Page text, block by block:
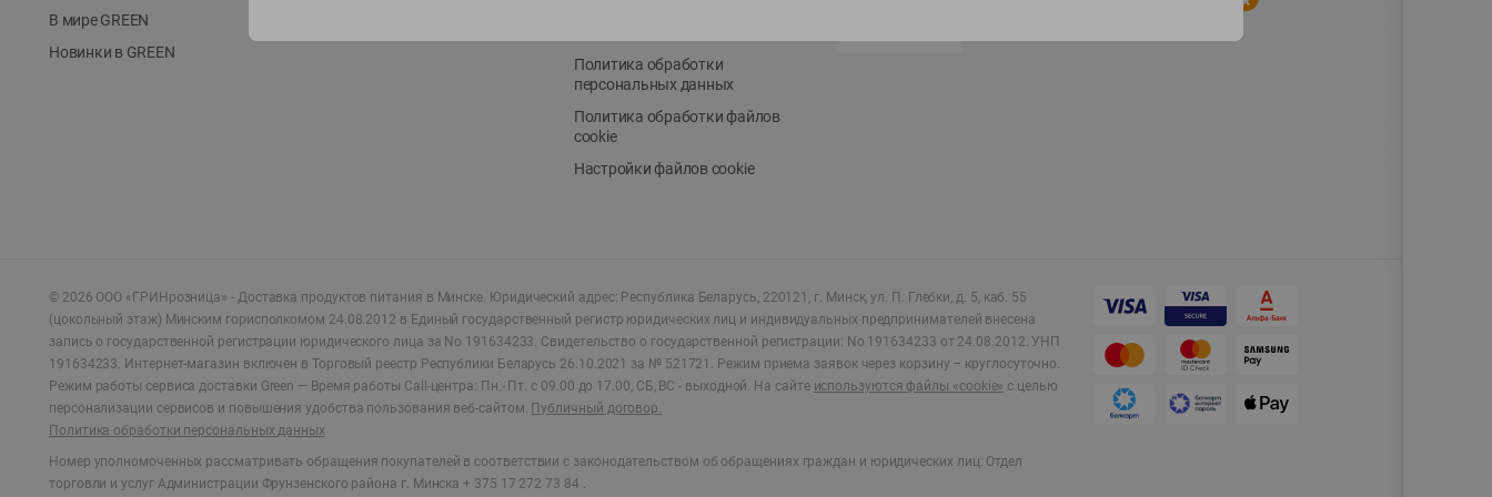
В мире GREEN
Новинки в GREEN
Политика обработки
персональных данных
Политика обработки файлов
cookie
Настройки файлов cookie
© 2026 ООО «ГРИНрозница» - Доставка продуктов питания в Минске. Юридический адрес: Республика Беларусь, 220121, г. Минск, ул. П. Глебки, д. 5, каб. 55
(цокольный этаж) Минским горисполкомом 24.08.2012 в Единый государственный регистр юридических лиц и индивидуальных предпринимателей внесена
запись о государственной регистрации юридического лица за No 191634233. Свидетельство о государственной регистрации: No 191634233 от 24.08.2012. УНП
191634233. Интернет-магазин включен в Торговый реестр Республики Беларусь 26.10.2021 за № 521721. Режим приема заявок через корзину – круглосуточно.
Режим работы сервиса доставки Green — Время работы Call-центра: Пн.- Пт. с 09.00 до 17.00, СБ, ВС - выходной. На сайте используются файлы «cookie» с целью
персонализации сервисов и повышения удобства пользования веб-сайтом. Публичный договор.
Политика обработки персональных данных
Номер уполномоченных рассматривать обращения покупателей в соответствии с законодательством об обращениях граждан и юридических лиц: Отдел
торговли и услуг Администрации Фрунзенского района г. Минска + 375 17 272 73 84 .